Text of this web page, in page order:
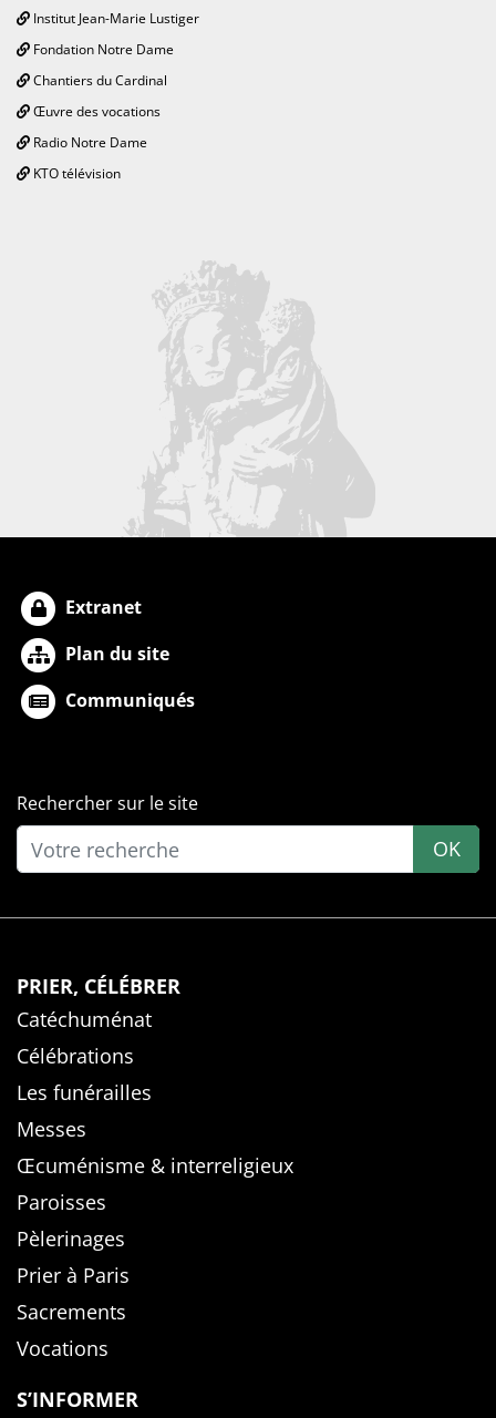
Institut Jean-Marie Lustiger
Fondation Notre Dame
Chantiers du Cardinal
Œuvre des vocations
Radio Notre Dame
KTO télévision
Extranet
Plan du site
Communiqués
Rechercher sur le site
OK
PRIER, CÉLÉBRER
Catéchuménat
Célébrations
Les funérailles
Messes
Œcuménisme & interreligieux
Paroisses
Pèlerinages
Prier à Paris
Sacrements
Vocations
S’INFORMER